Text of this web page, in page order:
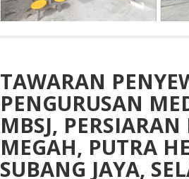
TAWARAN
PENGURUSAN
MBSJ, PERSIARAN
MEGAH, PUTRA
SUBANG JAYA,